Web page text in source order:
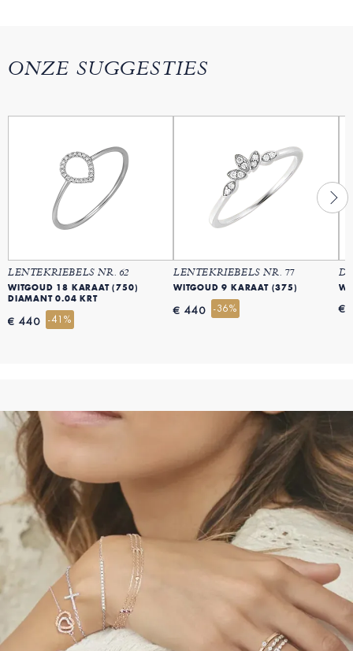
ONZE SUGGESTIES
LENTEKRIEBELS NR. 62
WITGOUD 18 KARAAT (750)
DIAMANT 0.04 KRT
€ 440 -41%
LENTEKRIEBELS NR. 77
WITGOUD 9 KARAAT (375)
€ 440 -36% €